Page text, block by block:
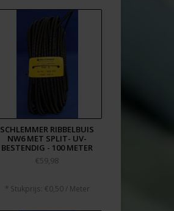
SCHLEMMER RIBBELBUIS
NW6 MET SPLIT- UV-
BESTENDIG - 100 METER
€59,98
* Stukprijs: €0,50 / Meter